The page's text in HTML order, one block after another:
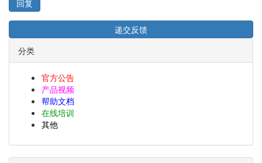
回复
分类
官方公告
产品视频
帮助文档
在线培训
其他